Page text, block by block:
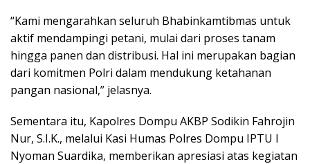
“Kami mengarahkan seluruh Bhabinkamtibmas untuk
aktif mendampingi petani, mulai dari proses tanam
hingga panen dan distribusi. Hal ini merupakan bagian
dari komitmen Polri dalam mendukung ketahanan
pangan nasional,” jelasnya.
Sementara itu, Kapolres Dompu AKBP Sodikin Fahrojin
Nur, S.I.K., melalui Kasi Humas Polres Dompu IPTU I
Nyoman Suardika, memberikan apresiasi atas kegiatan